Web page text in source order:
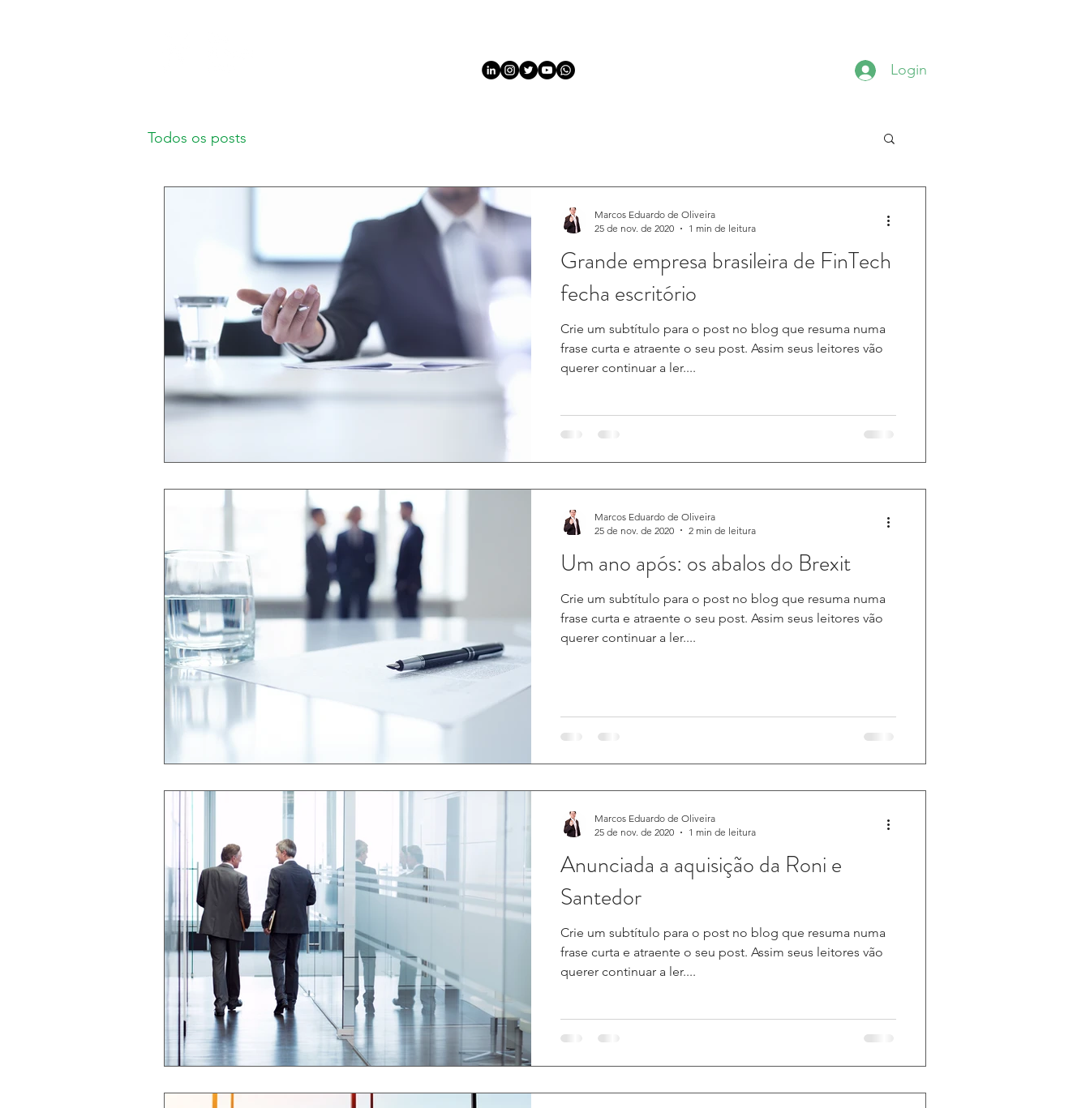
Login
Todos os posts
Grande empresa brasileira de FinTech
fecha escritório
Crie um subtítulo para o post no blog que resuma numa
frase curta e atraente o seu post. Assim seus leitores vão
querer continuar a ler....
Marcos Eduardo de Oliveira
25 de nov. de 2020
1 min de leitura
Um ano após: os abalos do Brexit
Crie um subtítulo para o post no blog que resuma numa
frase curta e atraente o seu post. Assim seus leitores vão
querer continuar a ler....
Marcos Eduardo de Oliveira
25 de nov. de 2020
2 min de leitura
Anunciada a aquisição da Roni e
Santedor
Crie um subtítulo para o post no blog que resuma numa
frase curta e atraente o seu post. Assim seus leitores vão
querer continuar a ler....
Marcos Eduardo de Oliveira
25 de nov. de 2020
1 min de leitura